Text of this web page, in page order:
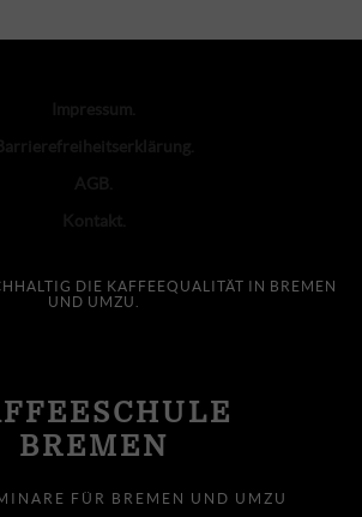
DIE KAFFEEQUALITÄT IN BREMEN
UND UMZU.
BREMEN
FÜR BREMEN UND UMZU